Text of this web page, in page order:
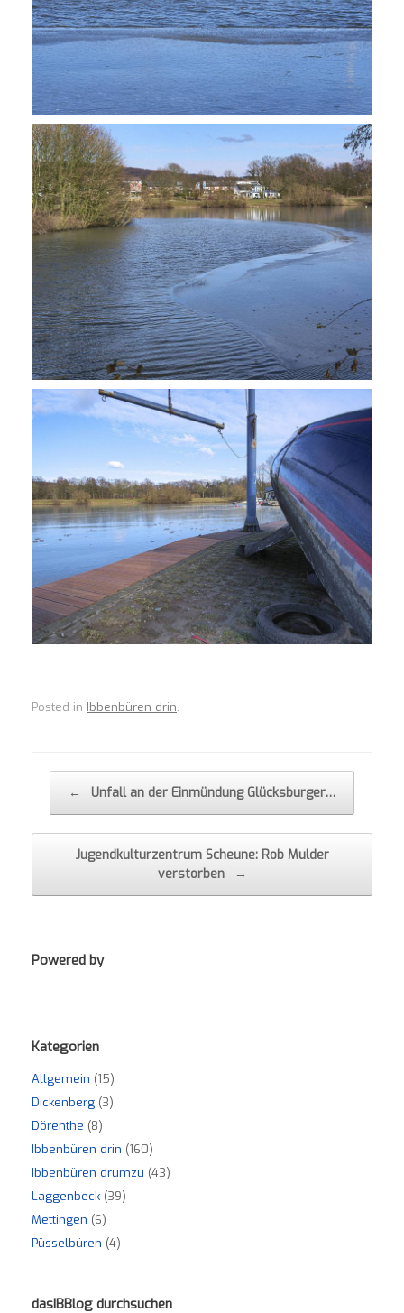
Posted in Ibbenbüren drin.
← Unfall an der Einmündung Glücksburger…
Jugendkulturzentrum Scheune: Rob Mulder
verstorben
→
Powered by
Kategorien
Allgemein (15)
Dickenberg (3)
Dörenthe (8)
Ibbenbüren drin (160)
Ibbenbüren drumzu (43)
Laggenbeck (39)
Mettingen (6)
Püsselbüren (4)
dasIBBlog durchsuchen